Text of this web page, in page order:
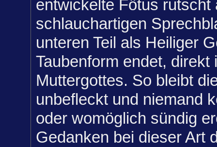
entwickelte Fötus rutscht
schlauchartigen
unteren Teil als Heiliger
Taubenform endet, direkt
Muttergottes. So bleibt
unbefleckt und niemand
oder womöglich sündig
Gedanken bei dieser Art